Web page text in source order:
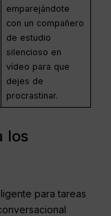
emparejándote
con un compañero
de estudio
silencioso en
vídeo para que
dejes de
procrastinar.
los
para tareas